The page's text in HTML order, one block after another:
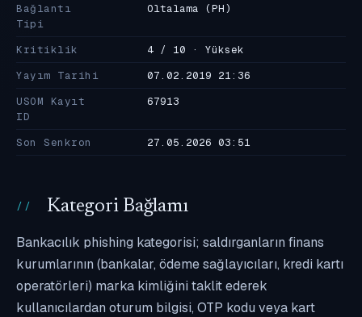
Bağlantı
Tipi
Oltalama (PH)
Kritiklik
4 / 10 · Yüksek
Yayım Tarihi
07.02.2019 21:36
USOM Kayıt
ID
67913
Son Senkron 27.05.2026 03:51
Kategori Bağlamı
Bankacılık phishing kategorisi; saldırganların finans
kurumlarının (bankalar, ödeme sağlayıcıları, kredi kartı
operatörleri) marka kimliğini taklit ederek
kullanıcılardan oturum bilgisi, OTP kodu veya kart